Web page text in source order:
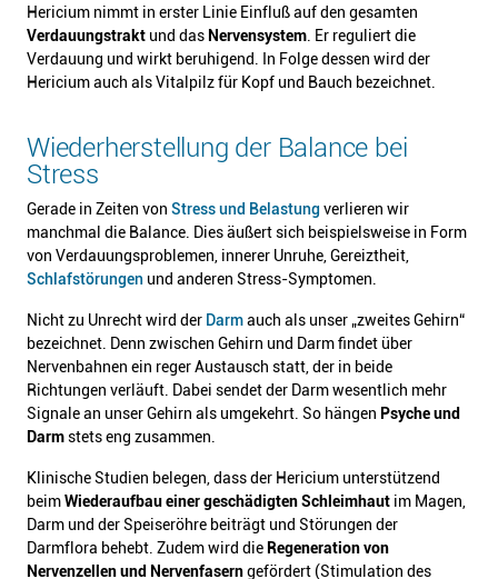
Hericium nimmt in erster Linie Einfluß auf den gesamten
Verdauungstrakt und das Nervensystem. Er reguliert die
Verdauung und wirkt beruhigend. In Folge dessen wird der
Hericium auch als Vitalpilz für Kopf und Bauch bezeichnet.
Wiederherstellung der Balance bei
Stress
Gerade in Zeiten von Stress und Belastung verlieren wir
manchmal die Balance. Dies äußert sich beispielsweise in Form
von Verdauungsproblemen, innerer Unruhe, Gereiztheit,
Schlafstörungen und anderen Stress-Symptomen.
Nicht zu Unrecht wird der Darmauch als unser „zweites Gehirn“
bezeichnet. Denn zwischen Gehirn und Darm findet über
Nervenbahnen ein reger Austausch statt, der in beide
Richtungen verläuft. Dabei sendet der Darm wesentlich mehr
Signale an unser Gehirn als umgekehrt. So hängen Psyche und
Darmstets eng zusammen.
Klinische Studien belegen, dass der Hericium unterstützend
beimWiederaufbau einer geschädigten Schleimhaut im Magen,
Darm und der Speiseröhre beiträgt und Störungen der
Darmflora behebt. Zudem wird die Regeneration von
Nervenzellen und Nervenfaserngefördert (Stimulation des